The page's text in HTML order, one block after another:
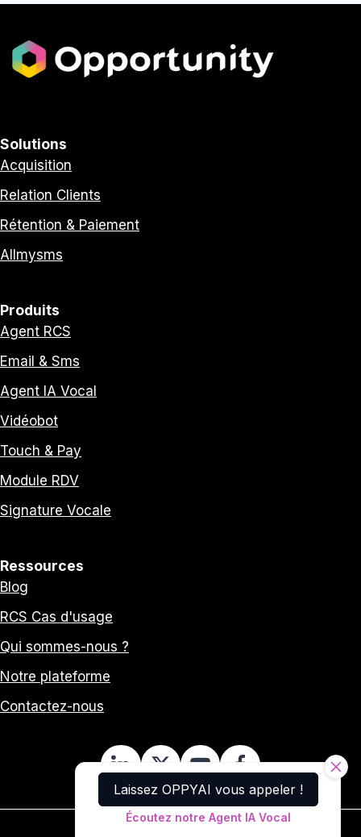
Solutions
Acquisition
Relation Clients
Rétention & Paiement
Allmysms
Produits
Agent RCS
Email & Sms
Agent IA Vocal
Vidéobot
Touch & Pay
Module RDV
Signature Vocale
Ressources
Blog
RCS Cas d'usage
Qui sommes-nous ?
Notre plateforme
Contactez-nous
Laissez OPPYAI vous appeler !
Écoutez notre Agent IA Vocal